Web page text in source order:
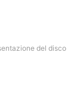
del disco